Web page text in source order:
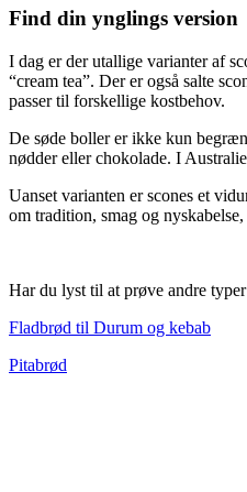
Find din ynglings version
I dag er der utallige varianter af
“cream tea”. Der er også salte
passer til forskellige kostbehov.
De søde boller er ikke kun
nødder eller chokolade. I
Uanset varianten er scones et
om tradition, smag og
Har du lyst til at prøve andre
Fladbrød til Durum og kebab
Pitabrød